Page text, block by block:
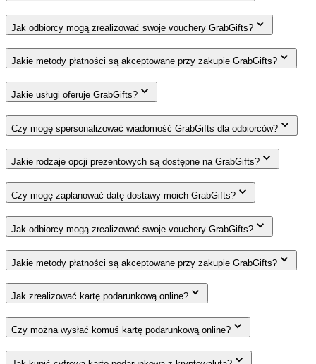
Jak odbiorcy mogą zrealizować swoje vouchery GrabGifts?
Jakie metody płatności są akceptowane przy zakupie GrabGifts?
Jakie usługi oferuje GrabGifts?
Czy mogę spersonalizować wiadomość GrabGifts dla odbiorców?
Jakie rodzaje opcji prezentowych są dostępne na GrabGifts?
Czy mogę zaplanować datę dostawy moich GrabGifts?
Jak odbiorcy mogą zrealizować swoje vouchery GrabGifts?
Jakie metody płatności są akceptowane przy zakupie GrabGifts?
Jak zrealizować kartę podarunkową online?
Czy można wysłać komuś kartę podarunkową online?